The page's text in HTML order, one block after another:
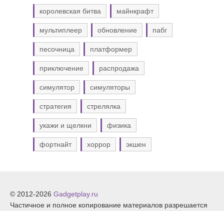
королевская битва майнкрафт
мультиплеер обновление пабг
песочница платформер
приключение распродажа
симулятор симуляторы
стратегия стрелялка
укажи и щелкни физика
фортнайт хоррор экшен
© 2012-2026 Gadgetplay.ru
Частичное и полное копирование материалов разрешается